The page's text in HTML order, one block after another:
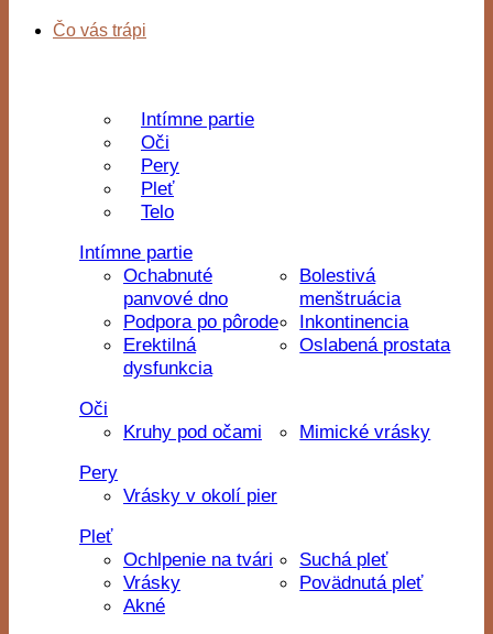
Čo vás trápi
Intímne partie
Oči
Pery
Pleť
Telo
Intímne partie
Ochabnuté
panvové dno
Podpora po pôrode
Erektilná
dysfunkcia
Bolestivá
menštruácia
Inkontinencia
Oslabená prostata
Oči
Kruhy pod očami
Mimické vrásky
Pery
Vrásky v okolí pier
Pleť
Ochlpenie na tvári
Vrásky
Akné
Suchá pleť
Povädnutá pleť